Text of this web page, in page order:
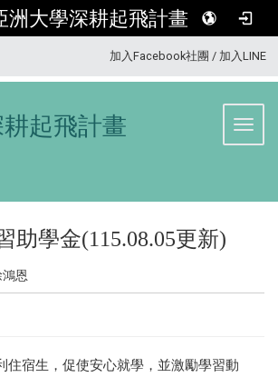
洲大學深耕起飛計畫
加入Facebook社團 / 加入LINE
起飛計畫
助學金(115.08.05更新)
鴻恩
住宿生，促使安心就學，並激勵學習動